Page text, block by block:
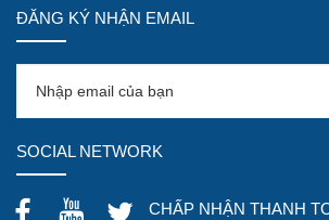
ĐĂNG KÝ NHẬN EMAIL
SOCIAL NETWORK
CHẤP NHẬN THANH